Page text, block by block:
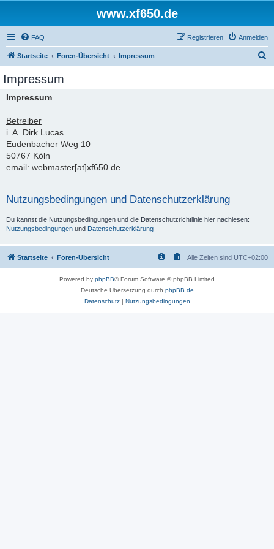
www.xf650.de
FAQ Anmelden
Registrieren
Startseite Foren-Übersicht Impressum
Impressum
Impressum
Betreiber
i. A. Dirk Lucas
Eudenbacher Weg 10
50767 Köln
email: webmaster[at]xf650.de
Nutzungsbedingungen und Datenschutzerklärung
Du kannst die Nutzungsbedingungen und die Datenschutzrichtlinie hier nachlesen:
Nutzungsbedingungen und Datenschutzerklärung
Startseite Foren-Übersicht Alle Zeiten sind UTC+02:00
Powered by phpBB® Forum Software © phpBB Limited
Deutsche Übersetzung durch phpBB.de
Datenschutz| Nutzungsbedingungen